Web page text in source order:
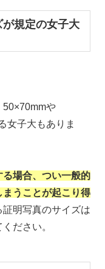
規定の女子大
50×70mmや
女子大もありま
場合、つい一般的
うことが起こり得
明写真のサイズは
ださい。